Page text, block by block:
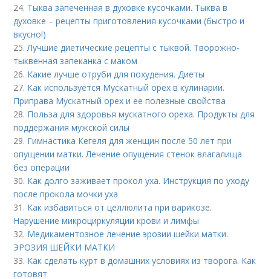
24. Тыква запеченная в духовке кусочками. Тыква в
духовке – рецепты приготовления кусочками (быстро и
вкусно!)
25.Лучшие диетические рецепты с тыквой. Творожно-
тыквенная запеканка с маком
26. Какие лучше отруби для похудения. Диеты
27. Как используется Мускатный орех в кулинарии.
Приправа Мускатный орех и ее полезные свойства
28. Польза для здоровья мускатного ореха. Продукты для
поддержания мужской силы
29. Гимнастика Кегеля для женщин после 50 лет при
опущении матки. Лечение опущения стенок влагалища
без операции
30. Как долго заживает прокол уха. Инструкция по уходу
после прокола мочки уха
31. Как избавиться от целлюлита при варикозе.
Нарушение микроциркуляции крови и лимфы
32. Медикаментозное лечение эрозии шейки матки.
ЭРОЗИЯ ШЕЙКИ МАТКИ
33. Как сделать курт в домашних условиях из творога. Как
готовят